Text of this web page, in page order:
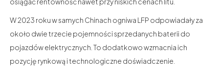
W 2023 roku w samych Chinach ogniwa LFP odpowiadały za
około dwie trzecie pojemności sprzedanych baterii do
pojazdów elektrycznych. To dodatkowo wzmacnia ich
pozycję rynkową i technologiczne doświadczenie.